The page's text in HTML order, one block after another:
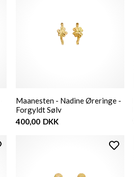
Maanesten - Nadine Øreringe -
Forgyldt Sølv
400,00 DKK